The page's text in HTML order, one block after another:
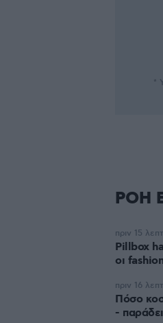
*
ΡΟΗ
Pillbox
οι
πριν 15
Πόσο
-
πριν 16